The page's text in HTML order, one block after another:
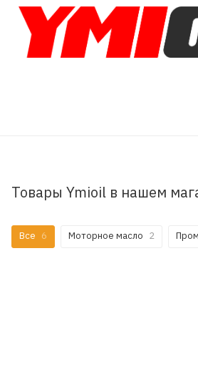
Товары Ymioil в нашем
Все 6 Моторное масло 2